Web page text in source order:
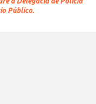
Público.